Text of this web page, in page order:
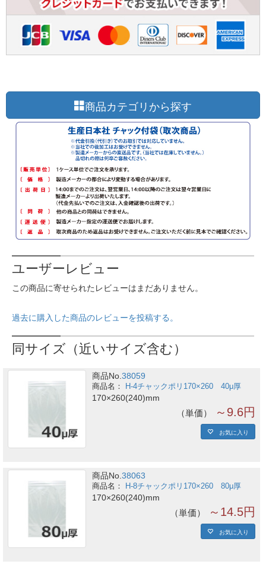
商品カテゴリから探す
ユーザーレビュー
この商品に寄せられたレビューはまだありません。
過去に購入した商品のレビューを投稿する。
同サイズ（近いサイズ含む）
商品No.38059
H-4チャックポリ170×260 40μ厚
170×260(240)mm
単価 ～9.6円
お気に入り
商品No.38063
H-8チャックポリ170×260 80μ厚
170×260(240)mm
単価 ～14.5円
お気に入り